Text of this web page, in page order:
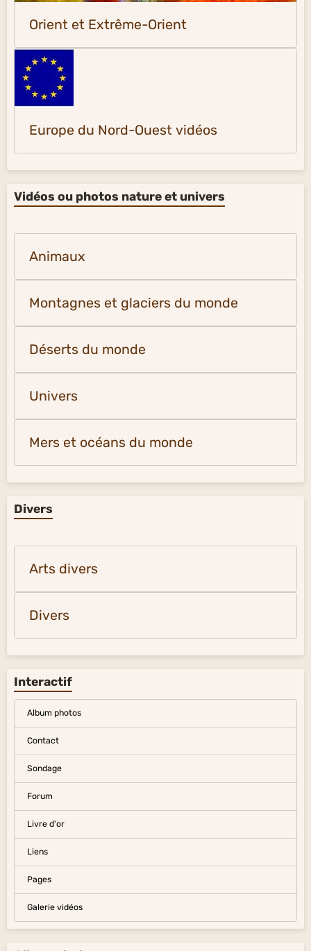
Orient et Extrême-Orient
Europe du Nord-Ouest vidéos
Vidéos ou photos nature et univers
Animaux
Montagnes et glaciers du monde
Déserts du monde
Univers
Mers et océans du monde
Divers
Arts divers
Divers
Interactif
Album photos
Contact
Sondage
Forum
Livre d'or
Liens
Pages
Galerie vidéos